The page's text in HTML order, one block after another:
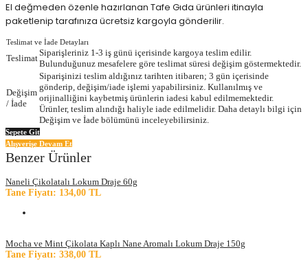
El değmeden özenle hazırlanan Tafe Gıda ürünleri itinayla
paketlenip tarafınıza ücretsiz kargoyla gönderilir.
Teslimat ve İade Detayları
Teslimat
Siparişleriniz 1-3 iş günü içerisinde kargoya teslim edilir.
Bulunduğunuz mesafelere göre teslimat süresi değişim göstermektedir.
Değişim
/ İade
Siparişinizi teslim aldığınız tarihten itibaren; 3 gün içerisinde
gönderip, değişim/iade işlemi yapabilirsiniz. Kullanılmış ve
orijinalliğini kaybetmiş ürünlerin iadesi kabul edilmemektedir.
Ürünler, teslim alındığı haliyle iade edilmelidir. Daha detaylı bilgi için
Değişim ve İade bölümünü inceleyebilirsiniz.
Sepete Git
Alışverişe Devam Et
Benzer Ürünler
Naneli Çikolatalı Lokum Draje 60g
Tane Fiyatı: 134,00 TL
Mocha ve Mint Çikolata Kaplı Nane Aromalı Lokum Draje 150g
Tane Fiyatı: 338,00 TL